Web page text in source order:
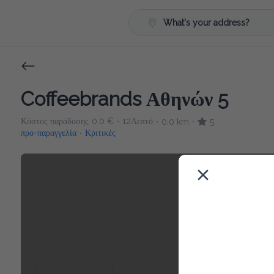
What's your address?
Coffeebrands Αθηνών 5
Κόστος παράδοσης 0.0 € • 12Λεπτό • 0.0 km •
5
προ-παραγγελία • Κριτικές